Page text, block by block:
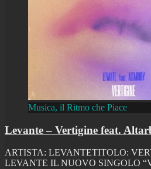
Musica, il Ritmo che Piace
Levante – Vertigine feat.
ARTISTA: LEVANTETITOLO:
LEVANTE IL NUOVO SINGOLO